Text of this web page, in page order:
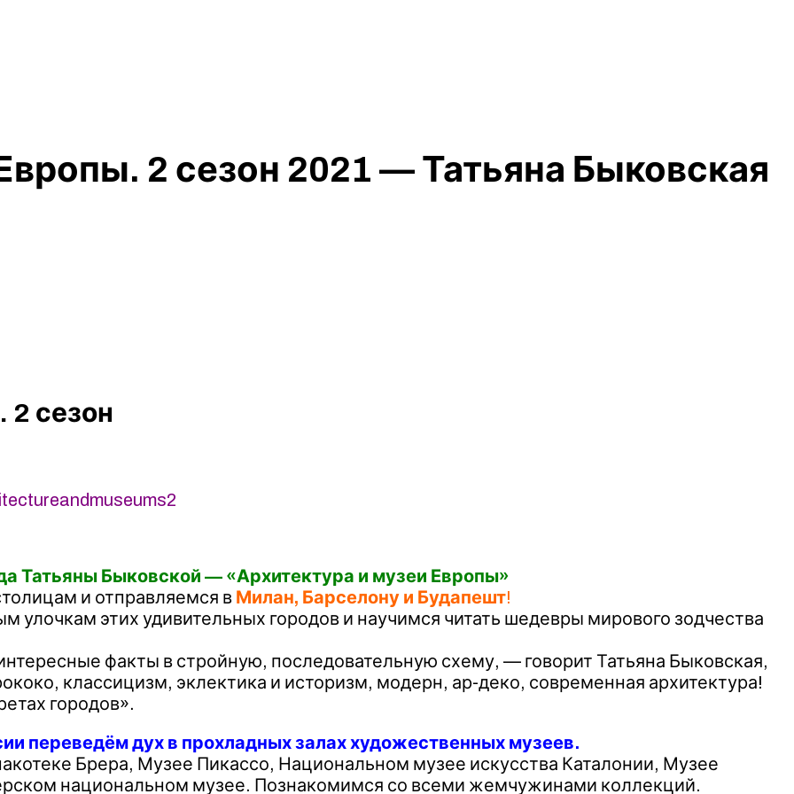
2 сезон 2021 — Татьяна Быковская
2 сезон
Татьяны Быковской — «Архитектура и музеи Европы»
и отправляемся в Милан, Барселону и Будапешт!
улочкам этих удивительных городов и научимся читать шедевры мирового зодчества
факты в стройную, последовательную схему, — говорит Татьяна Быковская,
классицизм, эклектика и историзм, модерн, ар-деко, современная архитектура!
городов».
переведём дух в прохладных залах художественных музеев.
Брера, Музее Пикассо, Национальном музее искусства Каталонии, Музее
национальном музее. Познакомимся со всеми жемчужинами коллекций.